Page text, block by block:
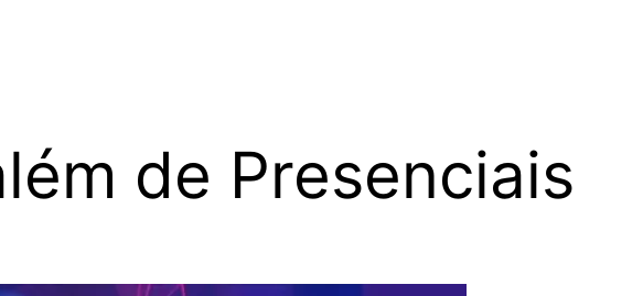
de Presenciais